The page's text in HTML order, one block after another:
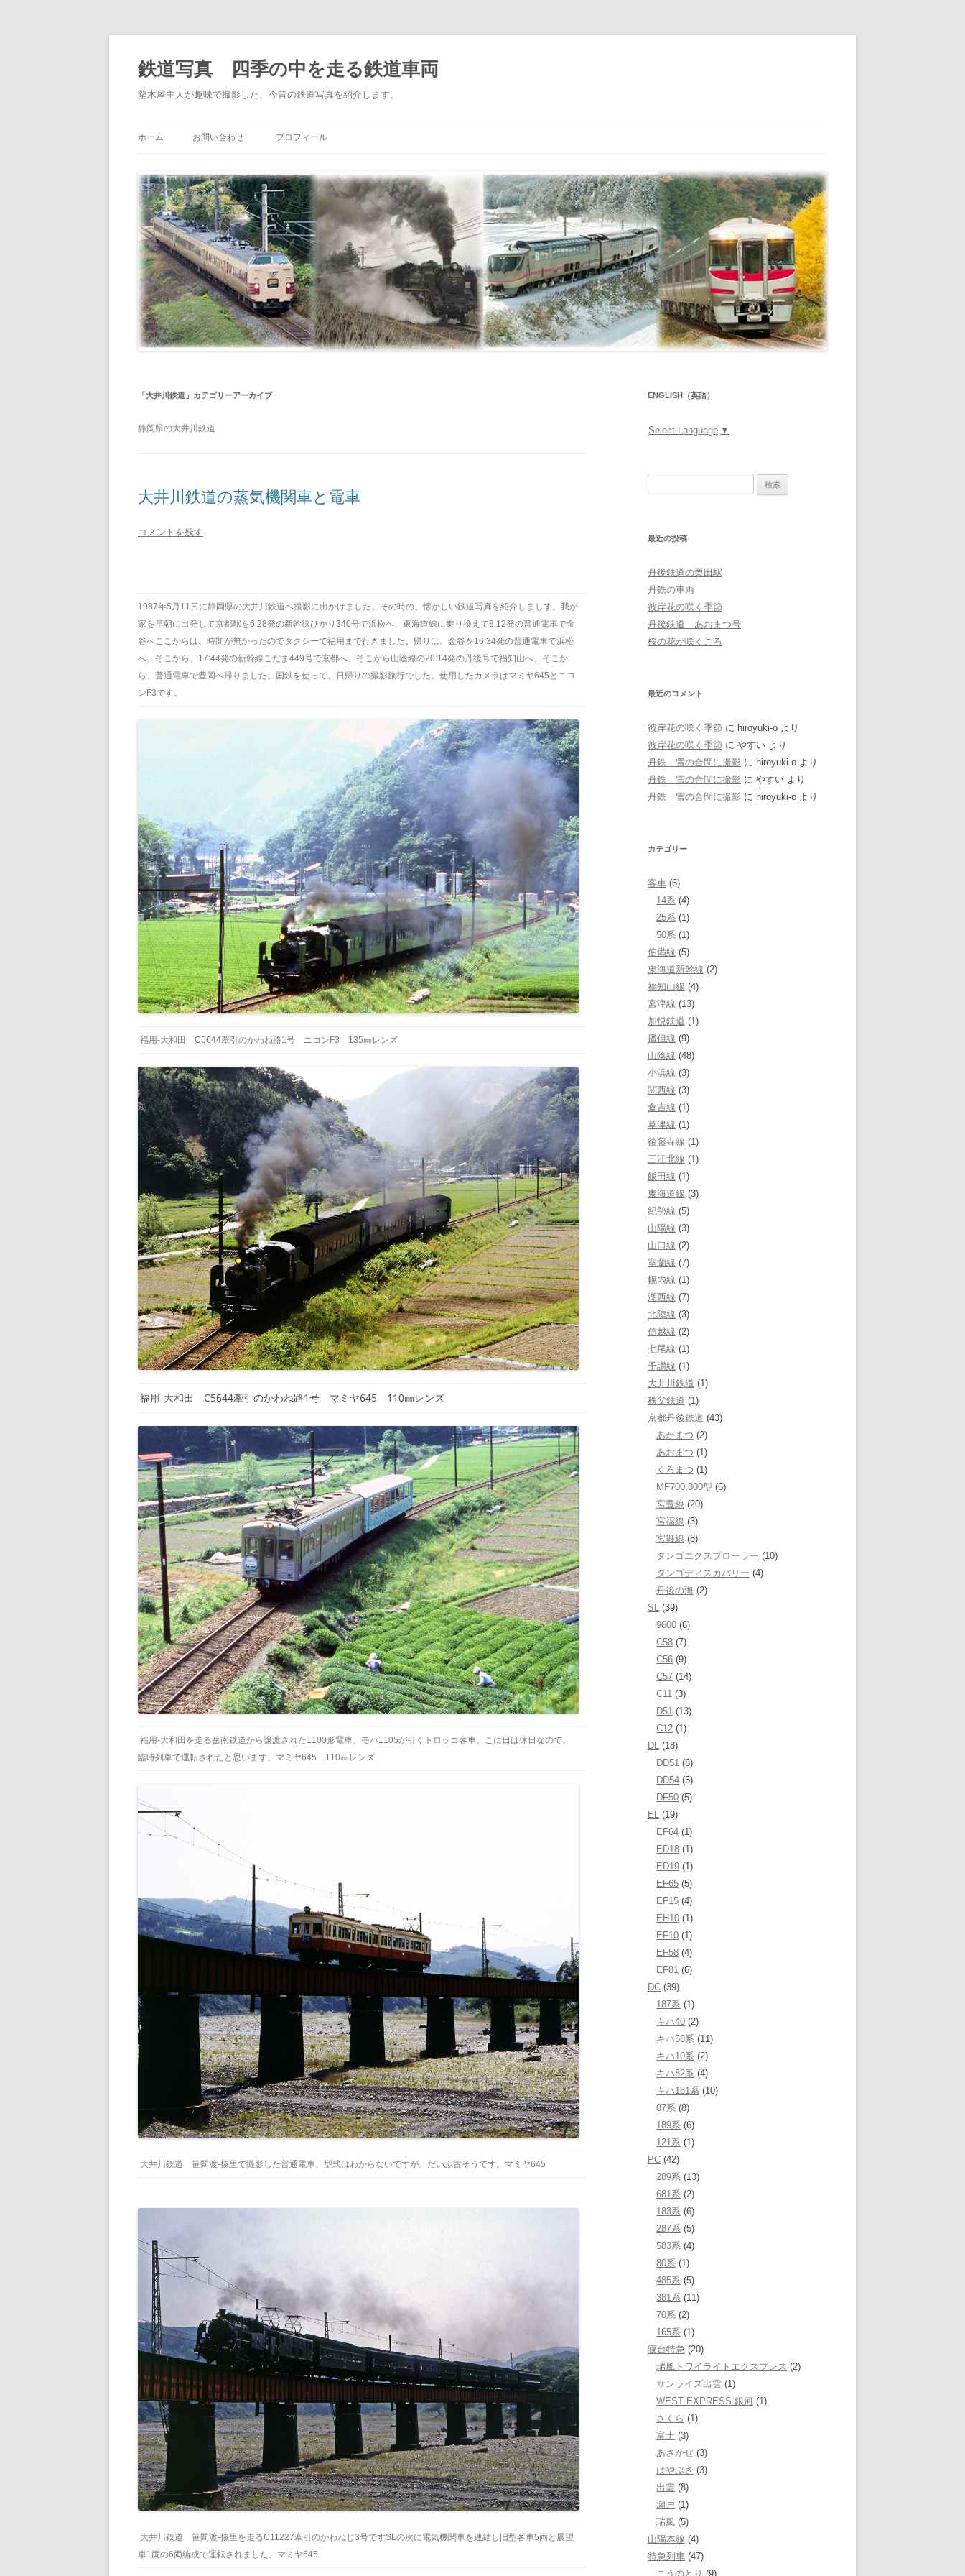
鉄道写真 四季の中を走る鉄道車両
堅木屋主人が趣味で撮影した、今昔の鉄道写真を紹介します。
へ
ス
キ
ッ
プ
ホーム お問い合わせ プロフィール
「大井川鉄道 」カテゴリーアーカイブ
静岡県の大井川鉄道
大井川鉄道の蒸気機関車と電車
コメントを残す
1987年5月11日に静岡県の大井川鉄道へ撮影に出かけました。その時の、懐かしい鉄道写真を紹介しましす。我が
家を早朝に出発して京都駅を6:28発の新幹線ひかり340号で浜松へ、東海道線に乗り換えて8:12発の普通電車で金
谷へここからは、時間が無かったのでタクシーで福用まで行きました。帰りは、金谷を16:34発の普通電車で浜松
へ、そこから、17:44発の新幹線こだま449号で京都へ、そこから山陰線の20:14発の丹後号で福知山へ、そこか
ら、普通電車で豊岡へ帰りました。国鉄を使って、日帰りの撮影旅行でした。使用したカメラはマミヤ645とニコ
ンF3です。
福用-大和田 C5644牽引のかわね路1号 ニコンF3 135㎜レンズ
福用-大和田 C5644牽引のかわね路1号 マミヤ645 110㎜レンズ
福用-大和田を走る岳南鉄道から譲渡された1100形電車、モハ1105が引くトロッコ客車、こに日は休日なので、
臨時列車で運転されたと思います。マミヤ645 110㎜レンズ
大井川鉄道 笹間渡-抜里で撮影した普通電車、型式はわからないですが、だいぶ古そうです。マミヤ645
大井川鉄道 笹間渡-抜里を走るC11227牽引のかわねじ3号ですSLの次に電気機関車を連結し旧型客車5両と展望
車1両の6両編成で運転されました。マミヤ645
ENGLISH（英語）
Select Language ▼
索:
最近の投稿
丹後鉄道の栗田駅
丹鉄の車両
彼岸花の咲く季節
丹後鉄道 あおまつ号
桜の花が咲くころ
最近のコメント
彼岸花の咲く季節 に hiroyuki-o より
彼岸花の咲く季節 に やすい より
丹鉄 雪の合間に撮影 に hiroyuki-o より
丹鉄 雪の合間に撮影 に やすい より
丹鉄 雪の合間に撮影 に hiroyuki-o より
カテゴリー
客車 (6)
14系 (4)
25系 (1)
50系 (1)
伯備線 (5)
東海道新幹線 (2)
福知山線 (4)
宮津線 (13)
加悦鉄道 (1)
播但線 (9)
山陰線 (48)
小浜線 (3)
関西線 (3)
倉吉線 (1)
草津線 (1)
後藤寺線 (1)
三江北線 (1)
飯田線 (1)
東海道線 (3)
紀勢線 (5)
山陽線 (3)
山口線 (2)
室蘭線 (7)
幌内線 (1)
湖西線 (7)
北陸線 (3)
信越線 (2)
七尾線 (1)
予讃線 (1)
大井川鉄道 (1)
秩父鉄道 (1)
京都丹後鉄道 (43)
あかまつ (2)
あおまつ (1)
くろまつ (1)
MF700.800型 (6)
宮豊線 (20)
宮福線 (3)
宮舞線 (8)
タンゴエクスプローラー (10)
タンゴディスカバリー (4)
丹後の海 (2)
SL (39)
9600 (6)
C58 (7)
C56 (9)
C57 (14)
C11 (3)
D51 (13)
C12 (1)
DL (18)
DD51 (8)
DD54 (5)
DF50 (5)
EL (19)
EF64 (1)
ED18 (1)
ED19 (1)
EF65 (5)
EF15 (4)
EH10 (1)
EF10 (1)
EF58 (4)
EF81 (6)
DC (39)
187系 (1)
キハ40 (2)
キハ58系 (11)
キハ10系 (2)
キハ82系 (4)
キハ181系 (10)
87系 (8)
189系 (6)
121系 (1)
PC (42)
289系 (13)
681系 (2)
183系 (6)
287系 (5)
583系 (4)
80系 (1)
485系 (5)
381系 (11)
70系 (2)
165系 (1)
寝台特急 (20)
瑞風トワイライトエクスプレス (2)
サンライズ出雲 (1)
WEST EXPRESS 銀河 (1)
さくら (1)
富士 (3)
あさかぜ(3)
はやぶさ (3)
出雲 (8)
瀬戸 (1)
瑞風 (5)
山陽本線 (4)
特急列車 (47)
こうのとり (9)